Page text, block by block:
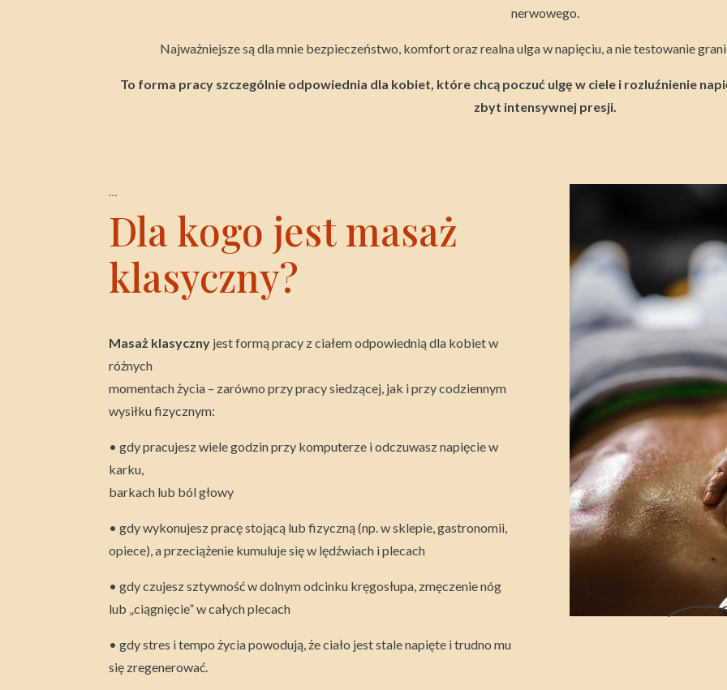
nerwowego.
Najważniejsze są dla mnie bezpieczeństwo, komfort oraz realna ulga w napięciu, a nie testowanie
To forma pracy szczególnie odpowiednia dla kobiet, które chcą poczuć ulgę w ciele i rozluźnienie
zbyt intensywnej presji.
…
Dla kogo jest masaż
klasyczny?
Masaż klasyczny jest formą pracy z ciałem odpowiednią dla kobiet w
różnych
momentach życia – zarówno przy pracy siedzącej, jak i przy codziennym
wysiłku fizycznym:
• gdy pracujesz wiele godzin przy komputerze i odczuwasz napięcie w
karku,
barkach lub ból głowy
• gdy wykonujesz pracę stojącą lub fizyczną (np. w sklepie, gastronomii,
opiece), a przeciążenie kumuluje się w lędźwiach i plecach
• gdy czujesz sztywność w dolnym odcinku kręgosłupa, zmęczenie nóg
lub „ciągnięcie” w całych plecach
• gdy stres i tempo życia powodują, że ciało jest stale napięte i trudno mu
się zregenerować.